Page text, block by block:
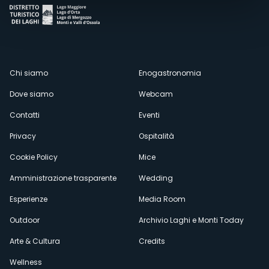
Menù
secondario
Chi siamo
Dove siamo
Contatti
Privacy
Cookie Policy
Amministrazione trasparente
Esperienze
Outdoor
Arte & Cultura
Wellness
Enogastronomia
Webcam
Eventi
Ospitalità
Mice
Wedding
Media Room
Archivio Laghi e Monti Today
Credits